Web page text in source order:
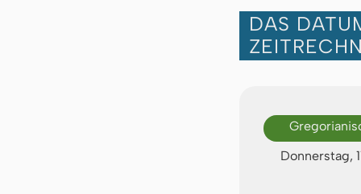
DAS
Donnerstag,